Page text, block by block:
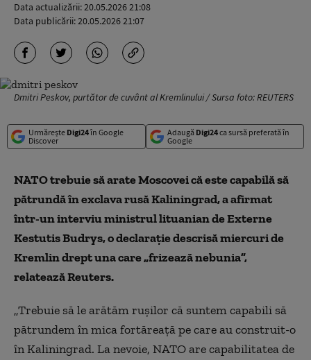
Data actualizării:20.05.2026 21:08
Data publicării:20.05.2026 21:07
Dmitri Peskov, purtător de cuvânt al Kremlinului / Sursa foto: REUTERS
Urmărește Digi24în Google
Discover
Adaugă Digi24ca sursă preferată în
Google
NATO trebuie să arate Moscovei că este capabilă să
pătrundă în exclava rusă Kaliningrad, a afirmat
într-un interviu ministrul lituanian de Externe
Kestutis Budrys, o declaraţie descrisă miercuri de
Kremlin drept una care „frizează nebunia”,
relatează Reuters.
„Trebuie să le arătăm ruşilor că suntem capabili să
pătrundem în mica fortăreaţă pe care au construit-o
în Kaliningrad. La nevoie, NATO are capabilitatea de